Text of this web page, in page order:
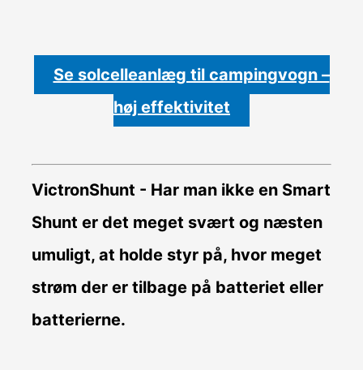
Se solcelleanlæg til campingvogn –
høj effektivitet
VictronShunt - Har man ikke en Smart
Shunt er det meget svært og næsten
umuligt, at holde styr på, hvor meget
strøm der er tilbage på batteriet eller
batterierne.